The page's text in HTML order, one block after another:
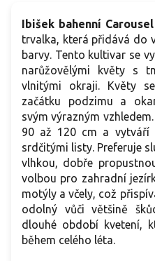
Ibišek bahenní
trvalka, která přidává do
barvy. Tento kultivar se
narůžovělými květy s
vlnitými okraji. Květy
začátku podzimu a
svým výrazným
90 až 120 cm a vytváří
srdčitými listy. Preferuje
vlhkou, dobře
volbou pro zahradní
motýly a včely, což
odolný vůči většině
dlouhé období kvetení,
během celého léta.